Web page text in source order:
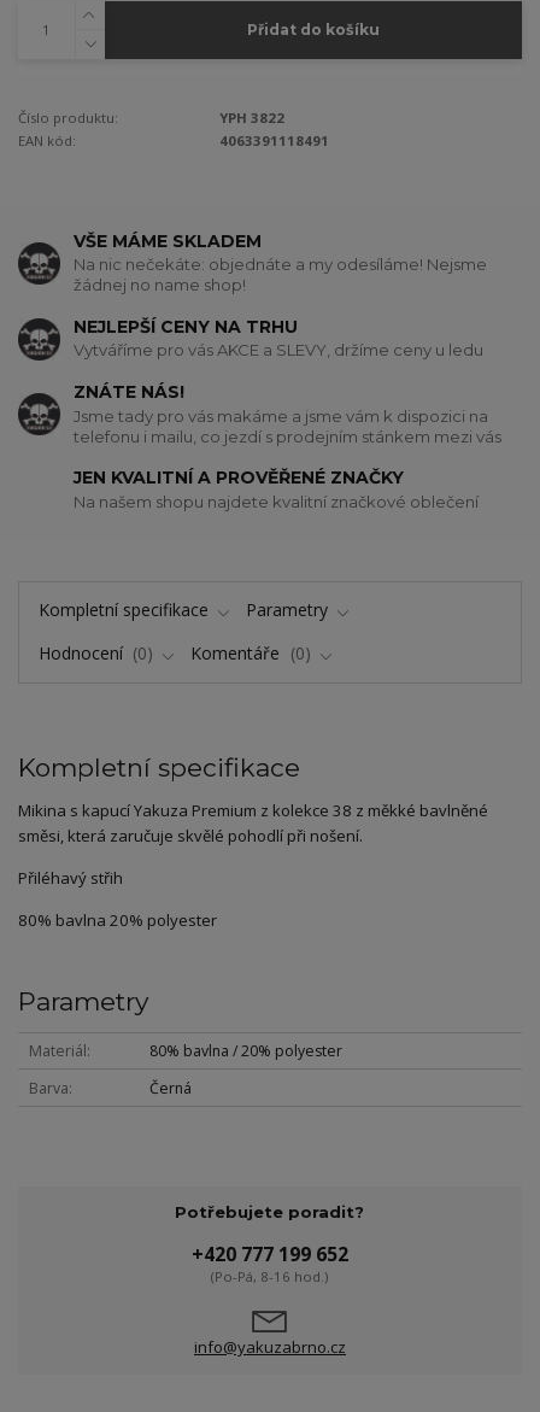
Přidat do košíku
Číslo produktu:
YPH 3822
EAN kód:
4063391118491
VŠE MÁME SKLADEM
Na nic nečekáte: objednáte a my odesíláme! Nejsme
žádnej no name shop!
NEJLEPŠÍ CENY NA TRHU
Vytváříme pro vás AKCE a SLEVY, držíme ceny u ledu
ZNÁTE NÁS!
Jsme tady pro vás makáme a jsme vám k dispozici na
telefonu i mailu, co jezdí s prodejním stánkem mezi vás
JEN KVALITNÍ A PROVĚŘENÉ ZNAČKY
Na našem shopu najdete kvalitní značkové oblečení
Kompletní specifikace
Parametry
Hodnocení
0 Komentáře 0
Kompletní specifikace
Mikina s kapucí Yakuza Premium z kolekce 38 z měkké bavlněné
směsi, která zaručuje skvělé pohodlí při nošení.
Přiléhavý střih
80% bavlna 20% polyester
Parametry
Materiál
80% bavlna / 20% polyester
Barva
Černá
Potřebujete poradit?
+420 777 199 652
(Po-Pá, 8-16 hod.)
info@yakuzabrno.cz